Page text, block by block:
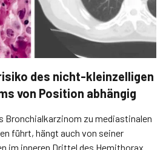
des nicht-kleinzelligen
von Position abhängig
Bronchialkarzinom zu mediastinalen
führt, hängt auch von seiner
im inneren Drittel des Hemithorax